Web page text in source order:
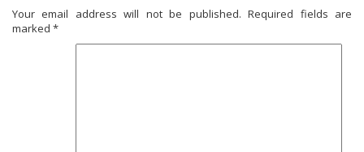
Your email address will not be published. Required fields are
marked *